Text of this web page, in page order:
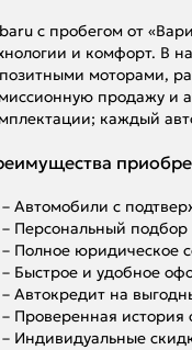
с пробегом от
и комфорт. В
моторами,
продажу и
каждый
– Автомобили с
– Персональный
– Полное юридическое
– Быстрое и удобное
– Автокредит на
– Проверенная история
– Индивидуальные